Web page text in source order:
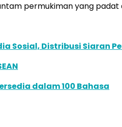
permukiman yang padat
Sosial, Distribusi Siaran
dalam 100 Bahasa